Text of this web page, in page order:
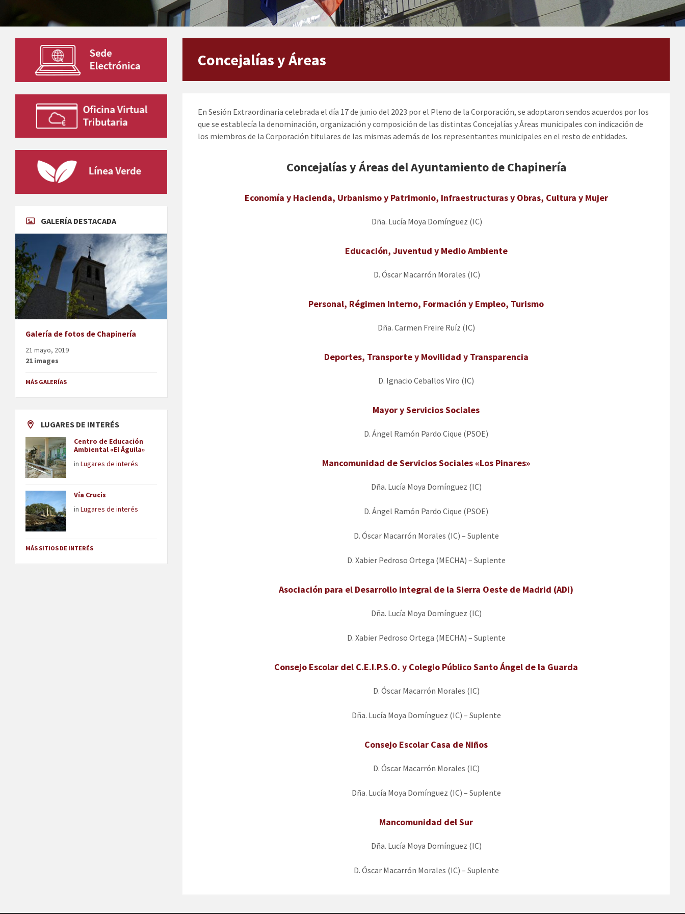
Concejalías y Áreas
En Sesión Extraordinaria celebrada el día 17 de junio del 2023 por el Pleno de la Corporación, se adoptaron sendos acuerdos por los
que se establecía la denominación, organización y composición de las distintas Concejalías y Áreas municipales con indicación de
los miembros de la Corporación titulares de las mismas además de los representantes municipales en el resto de entidades.
Concejalías y Áreas del Ayuntamiento de Chapinería
Economía y Hacienda, Urbanismo y Patrimonio, Infraestructuras y Obras, Cultura y Mujer
Dña. Lucía Moya Domínguez (IC)
Educación, Juventud y Medio Ambiente
D. Óscar Macarrón Morales (IC)
Personal, Régimen Interno, Formación y Empleo, Turismo
Dña. Carmen Freire Ruíz (IC)
Deportes, Transporte y Movilidad y Transparencia
D. Ignacio Ceballos Viro (IC)
Mayor y Servicios Sociales
D. Ángel Ramón Pardo Cique (PSOE)
Mancomunidad de Servicios Sociales «Los Pinares»
Dña. Lucía Moya Domínguez (IC)
D. Ángel Ramón Pardo Cique (PSOE)
D. Óscar Macarrón Morales (IC) – Suplente
D. Xabier Pedroso Ortega (MECHA) – Suplente
Asociación para el Desarrollo Integral de la Sierra Oeste de Madrid (ADI)
Dña. Lucía Moya Domínguez (IC)
D. Xabier Pedroso Ortega (MECHA) – Suplente
Consejo Escolar del C.E.I.P.S.O. y Colegio Público Santo Ángel de la Guarda
D. Óscar Macarrón Morales (IC)
Dña. Lucía Moya Domínguez (IC) – Suplente
Consejo Escolar Casa de Niños
D. Óscar Macarrón Morales (IC)
Dña. Lucía Moya Domínguez (IC) – Suplente
Mancomunidad del Sur
Dña. Lucía Moya Domínguez (IC)
D. Óscar Macarrón Morales (IC) – Suplente
GALERÍA DESTACADA
Galería de fotos de Chapinería
21 mayo, 2019
21 images
MÁS GALERÍAS
LUGARES DE INTERÉS
Centro de Educación
Ambiental «El Águila»
in Lugares de interés
Vía Crucis
in Lugares de interés
MÁS SITIOS DE INTERÉS